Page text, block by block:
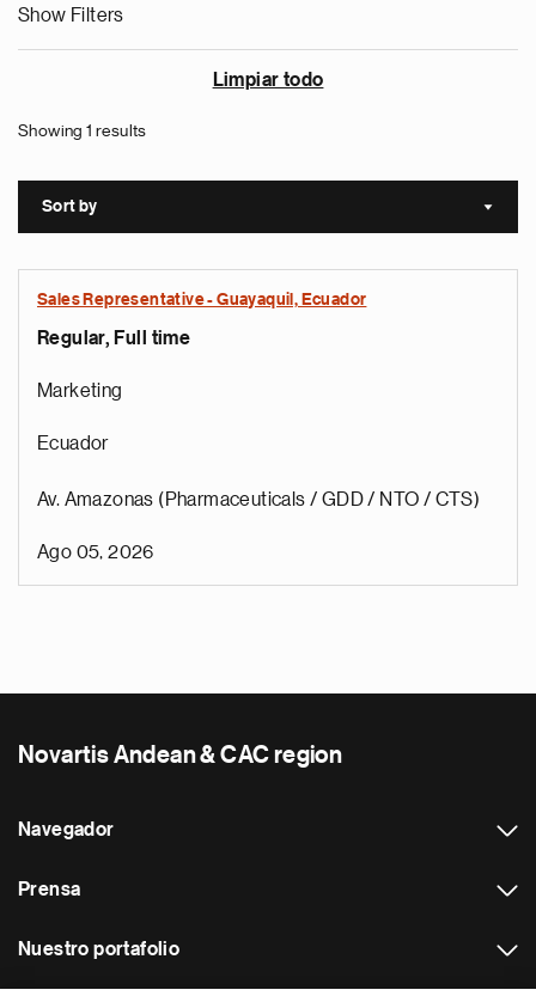
Show Filters
Limpiar todo
Showing 1 results
Sort by Sort
Sales Representative - Guayaquil, Ecuador
Regular, Full time
Marketing
Ecuador
Av. Amazonas (Pharmaceuticals / GDD / NTO / CTS)
Ago 05, 2026
Novartis Andean & CAC region
Navegador
Prensa
Nuestro portafolio